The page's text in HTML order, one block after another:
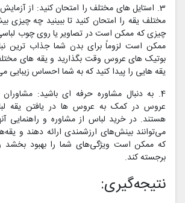
3. استایل های مختلف را امتحان کنید: از
مختلف یقه را امتحان کنید تا ببینید چه چیزی
چیزی که ممکن است در تصاویر یا روی چوب
ممکن است لزوماً برای بدن شما جذاب ترین
بوتیک های عروس وقت بگذارید و یقه های
یقه هایی را پیدا کنید که به شما احساس زیبایی
4. به دنبال مشاوره حرفه ای باشید:
عروس در کمک به عروس ها در یافتن یقه
هستند. در خرید لباس از مشاوره و راهنمایی
می‌توانند بینش‌های ارزشمندی ارائه دهند و
که ممکن است ویژگی‌های شما را بهبود
برجسته کند.
نتیجه‌گیری: